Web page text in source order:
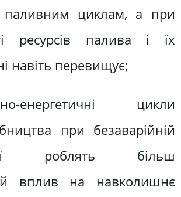
паливним циклам, а при
ресурсів палива і їх
навіть перевищує;
енергетичні цикли
при безаварійній
роблять більш
вплив на навколишнє